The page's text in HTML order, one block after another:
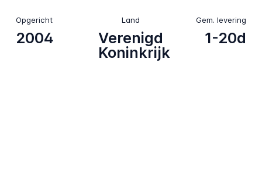
Opgericht
2004
Land
Verenigd
Koninkrijk
Gem. levering
1-20d